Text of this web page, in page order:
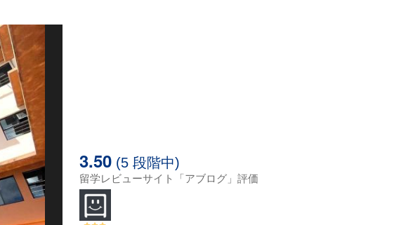
3.50 (5 段階中)
留学レビューサイト「アブログ」評価